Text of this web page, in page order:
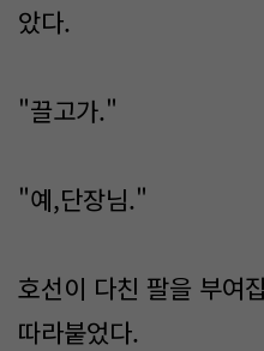
았다.
"끌고가."
"예,단장님."
호선이 다친 팔을 부여
따라붙었다.